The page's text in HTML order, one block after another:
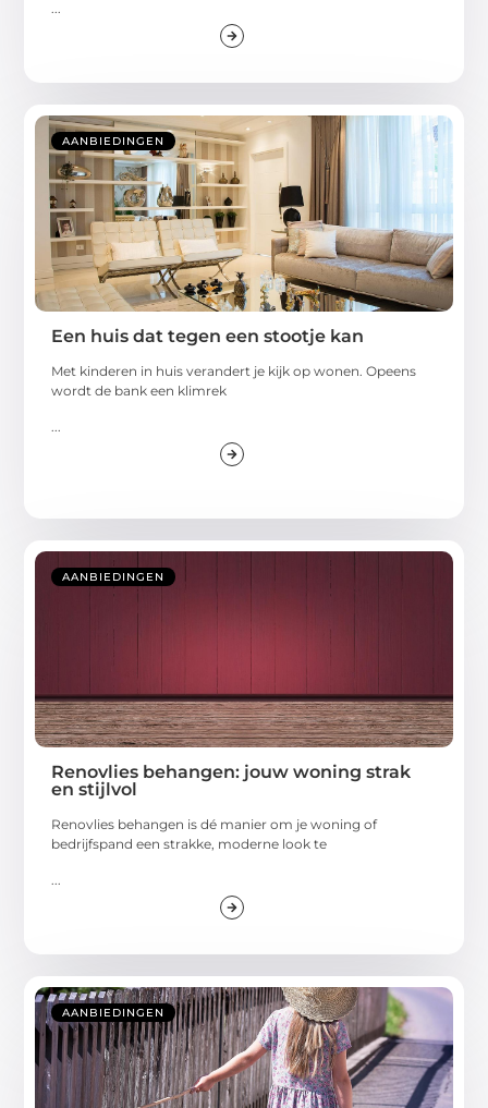
AANBIEDINGEN
Een huis dat tegen een stootje kan
Met kinderen in huis verandert je kijk op wonen. Opeens
wordt de bank een klimrek
AANBIEDINGEN
Renovlies behangen: jouw woning strak
en stijlvol
Renovlies behangen is dé manier om je woning of
bedrijfspand een strakke, moderne look te
AANBIEDINGEN